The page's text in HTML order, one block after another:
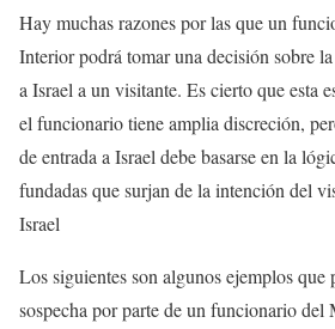
Hay muchas razones por las que un
Interior podrá tomar una decisión sobre
a Israel a un visitante. Es cierto que esta
el funcionario tiene amplia discreción,
de entrada a Israel debe basarse en la
fundadas que surjan de la intención del
Israel
Los siguientes son algunos ejemplos que
sospecha por parte de un funcionario